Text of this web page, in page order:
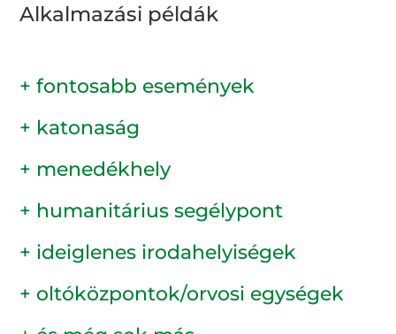
Alkalmazási példák
+ fontosabb események
+ katonaság
+ menedékhely
+ humanitárius segélypont
+ ideiglenes irodahelyiségek
+ oltóközpontok/orvosi egységek